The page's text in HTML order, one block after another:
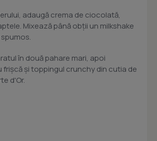
adaugă crema de ciocolată,
Mixează până obții un milkshake
în două pahare mari, apoi
frișcă și toppingul crunchy din cutia de
d'Or.